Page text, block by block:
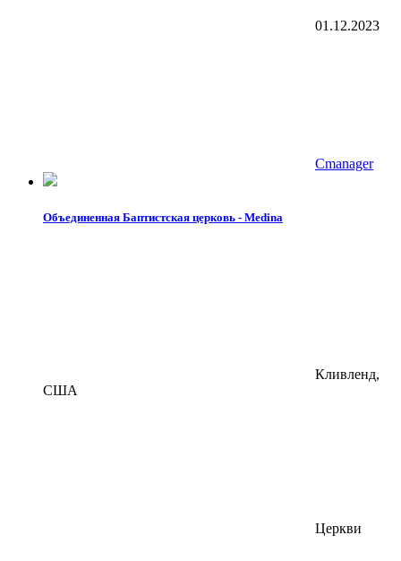
01.12.2023
Cmanager
Объединенная Баптистская церковь - Medina
Кливленд,
США
Церкви